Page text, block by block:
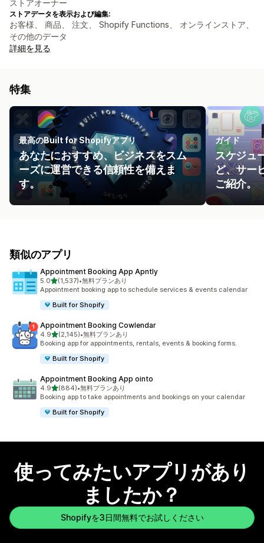
ストアオーナー
ストアデータを表示および編集:
お客様、 商品、 注文、 Shopify Functions、 オンラインストア、
その他のデータ
詳細を見る
特集
最高のBuilt for Shopifyアプリ
あなたにおすすめ、ビジネスをスム
ーズに運営できる信頼性を備えま
す。
ガイド
スケジュ
ど、サー
ご紹介。
類似のアプリ
Appointment Booking App Apntly
5.05つ星中
(1,537)
合計レビュー数：1537件
•無料プランあり
Appointment booking app to schedule services & events calendar
Built for Shopify
Appointment Booking Cowlendar
4.95つ星中
(2,145)
合計レビュー数：2145件
•無料プランあり
Booking app for appointments, rentals, events & booking forms.
Built for Shopify
Appointment Booking App ointo
4.95つ星中
(884)
合計レビュー数：884件
•無料プランあり
Booking app to take appointments and bookings on your calendar
Built for Shopify
使ってみたいアプリがあり
ましたか？
Shopifyを3日間無料でお試しください